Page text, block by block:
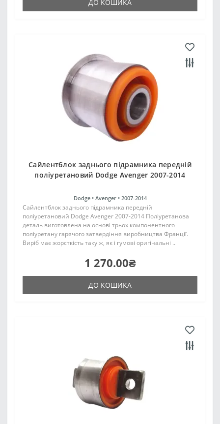
ДО КОШИКА
Сайлентблок заднього підрамника передній
поліуретановий Dodge Avenger 2007-2014
Dodge • Avenger • 2007-2014
Сайлентблок заднього підрамника передній
поліуретановий Dodge Avenger 2007-2014 Поліуретанова
деталь виготовлена на основі трьох компонентного
поліуретану гарячого затвердіння виробництва Франції.
Виріб має жорсткість таку ж, як і гумові оригінальні ..
1 270.00₴
ДО КОШИКА